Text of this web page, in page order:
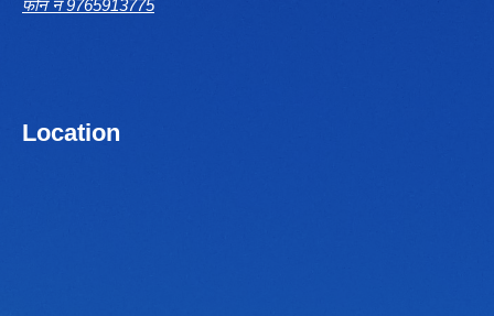
फोन न 9765913775
Location